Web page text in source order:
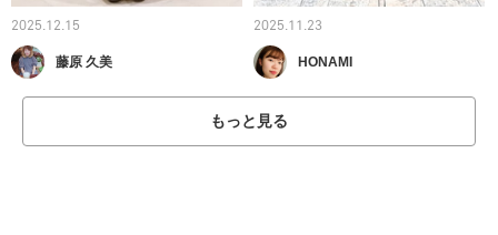
2025.12.15
藤原 久美
2025.11.23
HONAMI
もっと見る